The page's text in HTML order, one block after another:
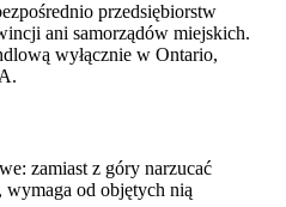
przedsiębiorstw
ani samorządów miejskich.
wyłącznie w Ontario,
zamiast z góry narzucać
wymaga od objętych nią